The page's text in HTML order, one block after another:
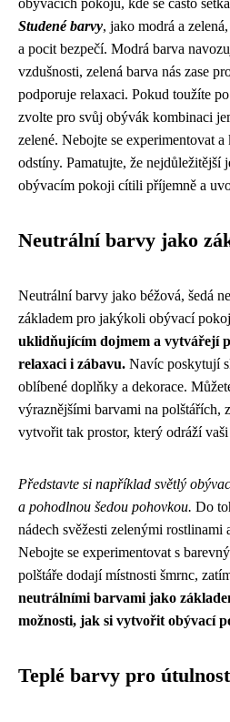
obývacích pokojů, kde se často
Studené barvy, jako modrá a
a pocit bezpečí. Modrá barva
vzdušnosti, zelená barva nás zase
podporuje relaxaci. Pokud toužíte
zvolte pro svůj obývák kombinaci
zelené. Nebojte se experimentovat
odstíny. Pamatujte, že nejdůležitější
obývacím pokoji cítili příjemně a
Neutrální barvy jako
Neutrální barvy jako béžová, šedá
základem pro jakýkoli obývací
uklidňujícím dojmem a vytvářejí
relaxaci i zábavu. Navíc poskytují
oblíbené doplňky a dekorace.
výraznějšími barvami na polštářích,
vytvořit tak prostor, který odráží vaši
Představte si například světlý
a pohodlnou šedou pohovkou. Do
nádech svěžesti zelenými
Nebojte se experimentovat s
polštáře dodají místnosti šmrnc,
neutrálními barvami jako
možnosti, jak si vytvořit obývací
Teplé barvy pro útulnost